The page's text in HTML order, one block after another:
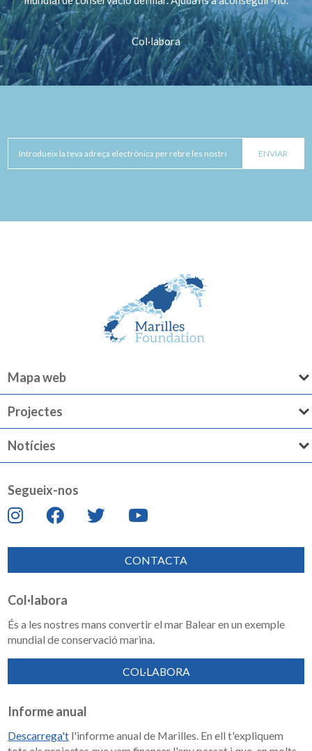
Col·labora
Mapa web
Projectes
Notícies
Segueix-nos
CONTACTA
Col·labora
És a les nostres mans convertir el mar Balear en un exemple
mundial de conservació marina.
COL·LABORA
Informe anual
Descarrega't l'informe anual de Marilles. En ell t'expliquem